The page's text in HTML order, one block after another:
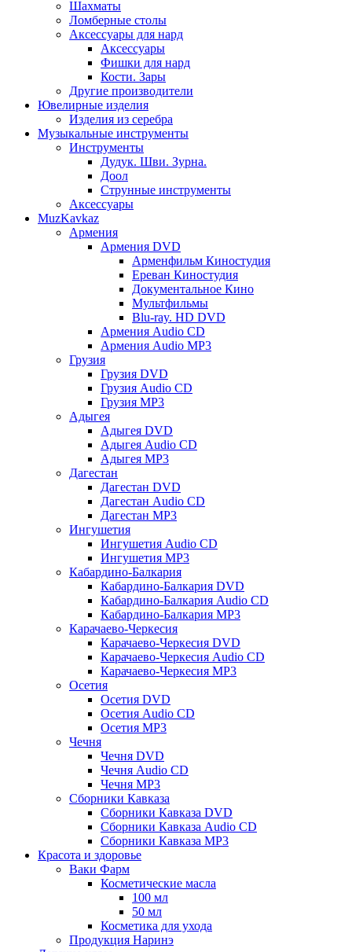
Шахматы
Ломберные столы
Аксессуары для нард
Аксессуары
Фишки для нард
Кости. Зары
Другие производители
Ювелирные изделия
Изделия из серебра
Музыкальные инструменты
Инструменты
Дудук. Шви. Зурна.
Доол
Струнные инструменты
Аксессуары
MuzKavkaz
Армения
Армения DVD
Арменфильм Киностудия
Ереван Киностудия
Документальное Кино
Мультфильмы
Blu-ray. HD DVD
Армения Audio CD
Армения Audio MP3
Грузия
Грузия DVD
Грузия Audio CD
Грузия MP3
Адыгея
Адыгея DVD
Адыгея Audio CD
Адыгея MP3
Дагестан
Дагестан DVD
Дагестан Audio CD
Дагестан MP3
Ингушетия
Ингушетия Audio CD
Ингушетия MP3
Кабардино-Балкария
Кабардино-Балкария DVD
Кабардино-Балкария Audio CD
Кабардино-Балкария MP3
Карачаево-Черкесия
Карачаево-Черкесия DVD
Карачаево-Черкесия Audio CD
Карачаево-Черкесия MP3
Осетия
Осетия DVD
Осетия Audio CD
Осетия MP3
Чечня
Чечня DVD
Чечня Audio CD
Чечня MP3
Сборники Кавказа
Сборники Кавказа DVD
Сборники Кавказа Audio CD
Сборники Кавказа MP3
Красота и здоровье
Ваки Фарм
Косметические масла
100 мл
50 мл
Косметика для ухода
Продукция Наринэ